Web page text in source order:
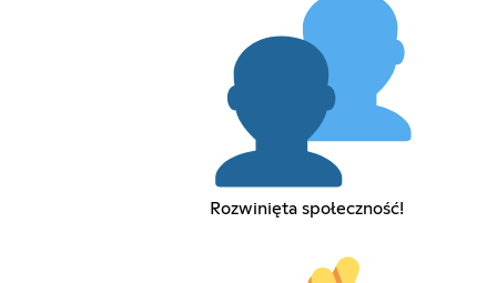
Rozwinięta społeczność!